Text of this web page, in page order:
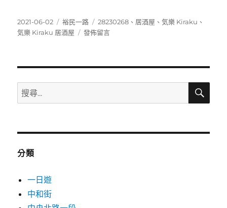
發
佈
2021-06-02
分
類
裕民一路
標
籤
28230268 、 居酒屋 、気樂 Kiraku 、
気樂 Kiraku 居酒屋
在
發佈留言
搜
尋
鍵
搜
分類
一日遊
中和街